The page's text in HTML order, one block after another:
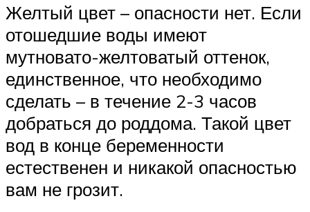
Желтый цвет – опасности нет. Если
отошедшие воды имеют
мутновато-желтоватый оттенок,
единственное, что необходимо
сделать – в течение 2-3 часов
добраться до роддома. Такой цвет
вод в конце беременности
естественен и никакой опасностью
вам не грозит.